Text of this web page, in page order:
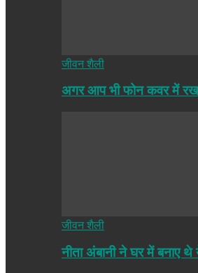
जीवन शैली
अगर आप भी फोन कवर में
जीवन शैली
नीता अंबानी ने घर में बनाए